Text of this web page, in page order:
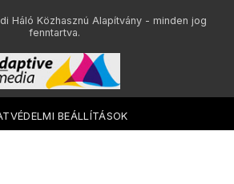
Háló Közhasznú Alapítvány - minden jog
fenntartva.
BEÁLLÍTÁSOK